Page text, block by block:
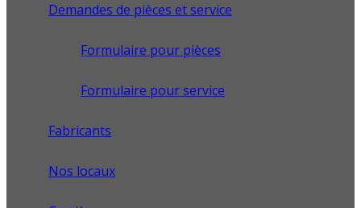
Demandes de pièces et service
Formulaire pour pièces
Formulaire pour service
Fabricants
Nos locaux